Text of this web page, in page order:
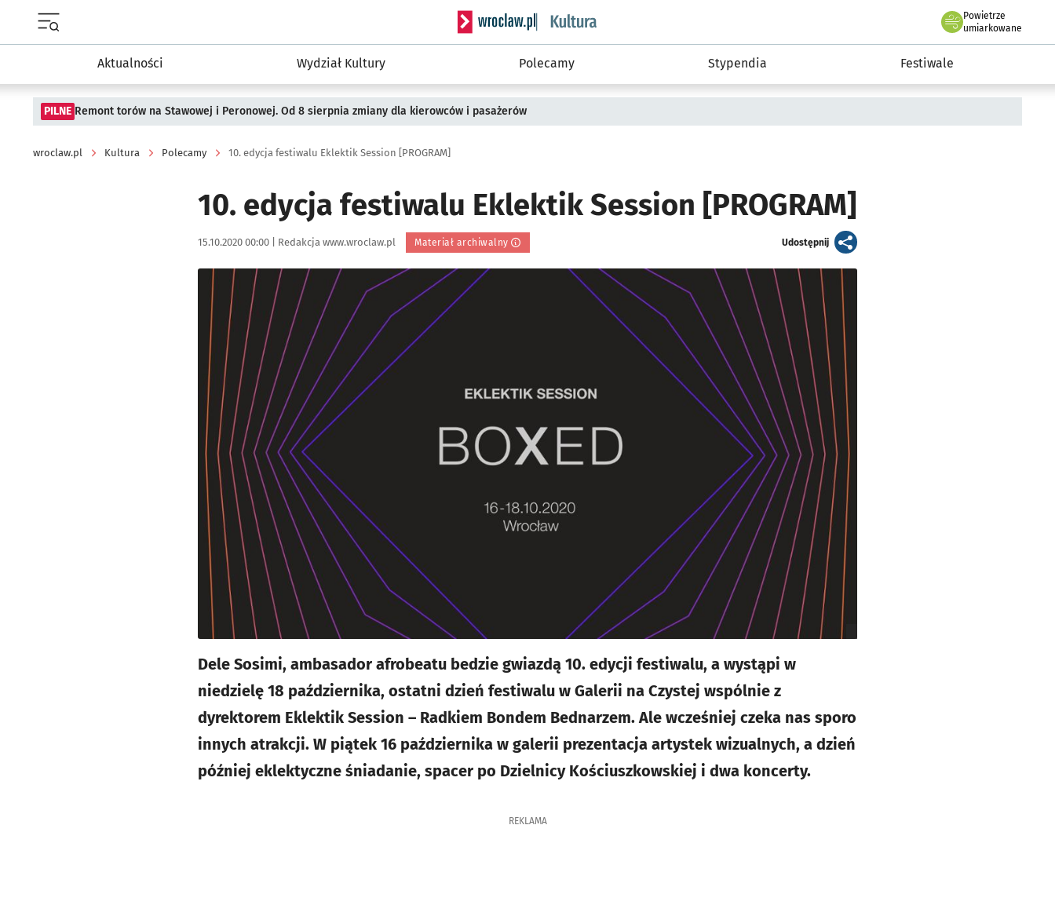
Serwis informacyjny wroclaw.pl podserwis: Kultura
Powietrze
we Wrocławiu
umiarkowane
Aktualności Wydział Kultury Polecamy Stypendia Festiwale
PILNE Remont torów na Stawowej i Peronowej. Od 8 sierpnia zmiany dla kierowców i pasażerów
wroclaw.pl Kultura Polecamy 10. edycja festiwalu Eklektik Session [PROGRAM]
10. edycja festiwalu Eklektik Session [PROGRAM]
Data publikacji:
15.10.2020 00:00 | Autor:
Redakcja www.wroclaw.pl Materiał archiwalny Udostępnijartykuł
Kliknij, aby powiększyć
Dele Sosimi, ambasador afrobeatu bedzie gwiazdą 10. edycji festiwalu, a wystąpi w
niedzielę 18 października, ostatni dzień festiwalu w Galerii na Czystej wspólnie z
dyrektorem Eklektik Session – Radkiem Bondem Bednarzem. Ale wcześniej czeka nas sporo
innych atrakcji. W piątek 16 października w galerii prezentacja artystek wizualnych, a dzień
później eklektyczne śniadanie, spacer po Dzielnicy Kościuszkowskiej i dwa koncerty.
REKLAMA